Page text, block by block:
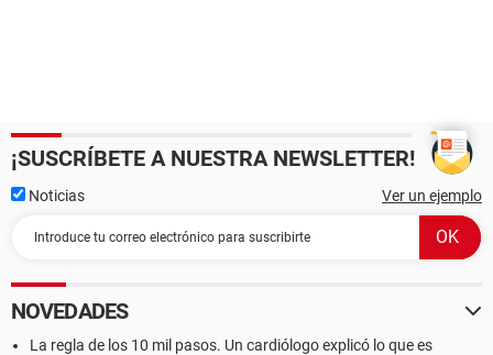
¡SUSCRÍBETE A NUESTRA NEWSLETTER!
Noticias Ver un ejemplo
NOVEDADES
La regla de los 10 mil pasos. Un cardiólogo explicó lo que es